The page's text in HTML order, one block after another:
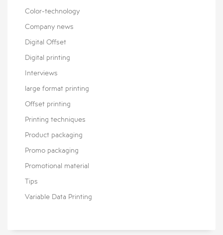
Color-technology
Company news
Digital Offset
Digital printing
Interviews
large format printing
Offset printing
Printing techniques
Product packaging
Promo packaging
Promotional material
Tips
Variable Data Printing